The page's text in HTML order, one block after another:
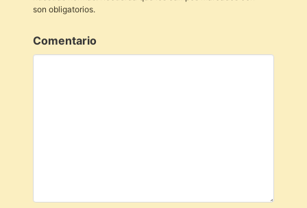
son obligatorios.
Comentario